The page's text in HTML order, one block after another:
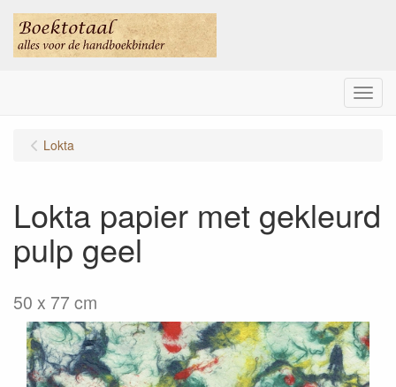
Menu
Lokta
Lokta papier met gekleurd
pulp geel
50 x 77 cm